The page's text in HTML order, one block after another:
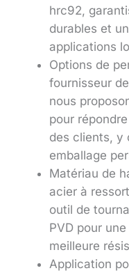
hrc92,
durables et
applications
Options de
fournisseur
nous
pour
des clients, y
emballage
Matériau de
acier à
outil de
PVD pour
meilleure
Application